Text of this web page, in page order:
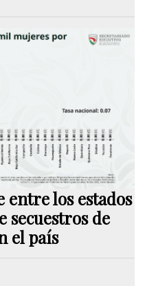
entre los estados
secuestros de
el país